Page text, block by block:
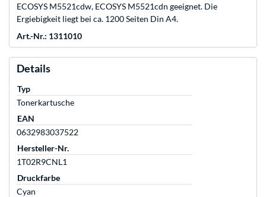
ECOSYS M5521cdw, ECOSYS M5521cdn geeignet. Die
Ergiebigkeit liegt bei ca. 1200 Seiten Din A4.
Art.-Nr.: 1311010
Details
Typ
Tonerkartusche
EAN
0632983037522
Hersteller-Nr.
1T02R9CNL1
Druckfarbe
Cyan